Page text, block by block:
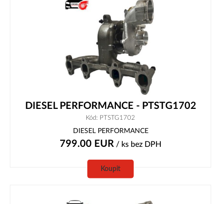
DIESEL PERFORMANCE - PTSTG1702
Kód: PTSTG1702
DIESEL PERFORMANCE
799.00 EUR / ks bez DPH
Koupit